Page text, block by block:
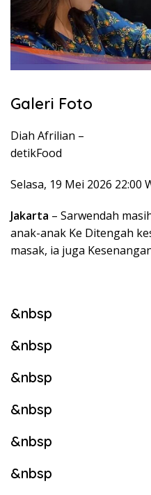
Galeri Foto
Diah Afrilian –
detikFood
Selasa, 19 Mei 2026 22:00
Jakarta – Sarwendah
anak-anak Ke Ditengah
masak, ia juga
&nbsp
&nbsp
&nbsp
&nbsp
&nbsp
&nbsp